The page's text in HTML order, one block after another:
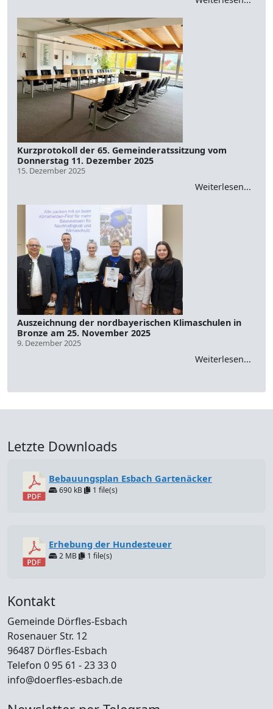
Kurzprotokoll der 65. Gemeinderatssitzung vom
Donnerstag 11. Dezember 2025
15. Dezember 2025
Weiterlesen...
Auszeichnung der nordbayerischen Klimaschulen in
Bronze am 25. November 2025
9. Dezember 2025
Weiterlesen...
Letzte Downloads
Bebauungsplan Esbach Gartenäcker
690 kB 1 file(s)
Erhebung der Hundesteuer
2 MB 1 file(s)
Kontakt
Gemeinde Dörfles-Esbach
Rosenauer Str. 12
96487 Dörfles-Esbach
Telefon 0 95 61 - 23 33 0
info@doerfles-esbach.de